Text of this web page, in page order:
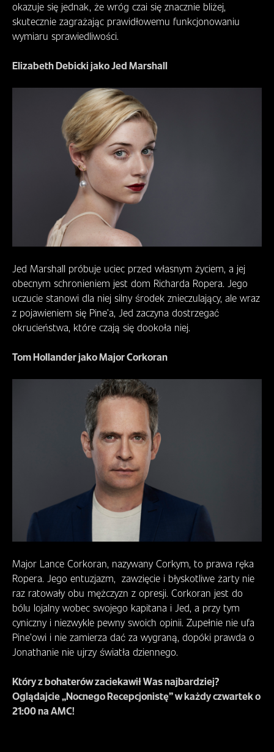
okazuje się jednak, że wróg czai się znacznie bliżej,
skutecznie zagrażając prawidłowemu funkcjonowaniu
wymiaru sprawiedliwości.
Elizabeth Debicki jako Jed Marshall
Jed Marshall próbuje uciec przed własnym życiem, a jej
obecnym schronieniem jest dom Richarda Ropera. Jego
uczucie stanowi dla niej silny środek znieczulający, ale wraz
z pojawieniem się Pine’a, Jed zaczyna dostrzegać
okrucieństwa, które czają się dookoła niej.
Tom Hollander jako Major Corkoran
Major Lance Corkoran, nazywany Corkym, to prawa ręka
Ropera. Jego entuzjazm, zawzięcie i błyskotliwe żarty nie
raz ratowały obu mężczyzn z opresji. Corkoran jest do
bólu lojalny wobec swojego kapitana i Jed, a przy tym
cyniczny i niezwykle pewny swoich opinii. Zupełnie nie ufa
Pine’owi i nie zamierza dać za wygraną, dopóki prawda o
Jonathanie nie ujrzy światła dziennego.
Który z bohaterów zaciekawił Was najbardziej?
Oglądajcie „Nocnego Recepcjonistę” w każdy czwartek o
21:00 na AMC!